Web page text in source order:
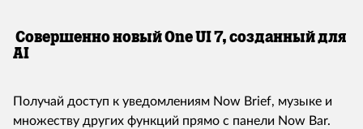
Совершенно новый One UI 7, созданный для
AI
Получай доступ к уведомлениям Now Brief, музыке и
множеству других функций прямо с панели Now Bar.